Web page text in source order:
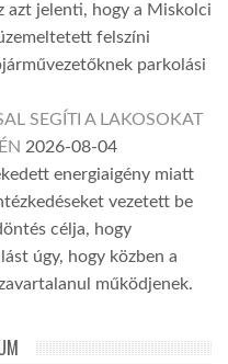
azt jelenti, hogy a Miskolci
felszíni
parkolási
SEGÍTI A LAKOSOKAT
2026-08-04
energiaigény miatt
vezetett be
célja, hogy
úgy, hogy közben a
működjenek.